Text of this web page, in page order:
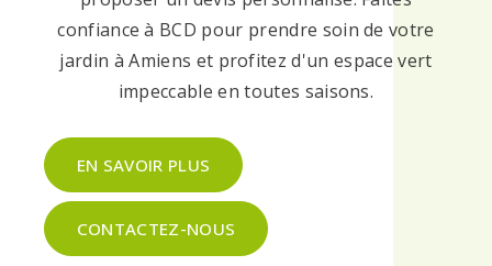
confiance à BCD pour prendre soin de votre
jardin à Amiens et profitez d'un espace vert
impeccable en toutes saisons.
EN SAVOIR PLUS
CONTACTEZ-NOUS